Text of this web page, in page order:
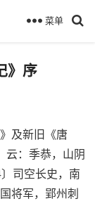
菜单
》序
及新旧《唐
云：季恭，山阴
司空长史，南
将军，郢州刺